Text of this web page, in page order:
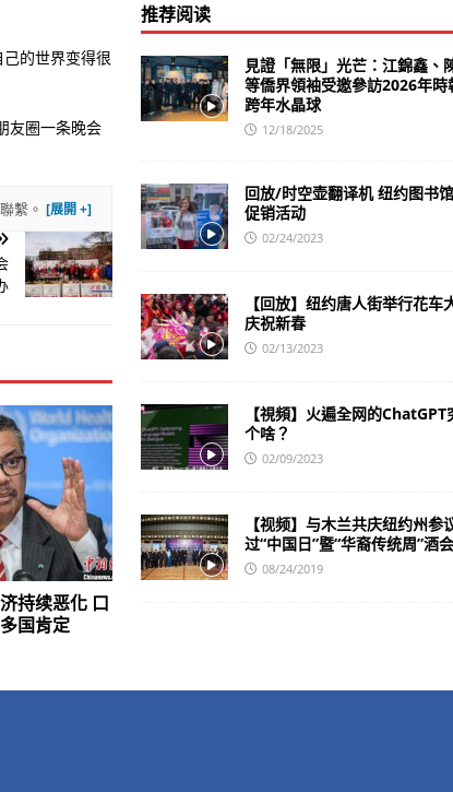
的世界变得很
友圈一条晚会
繫。
持续恶化 口
国肯定
推荐阅读
見證「無限」光芒：江錦鑫、
等僑界領袖受邀參訪2026年時
跨年水晶球
12/18/2025
回放/时空壶翻译机 纽约图书
促销活动
02/24/2023
【回放】纽约唐人街举行花车
庆祝新春
02/13/2023
【視頻】火遍全网的ChatGPT
个啥？
02/09/2023
【视频】与木兰共庆纽约州参
过“中国日”暨“华裔传统周”酒会
08/24/2019